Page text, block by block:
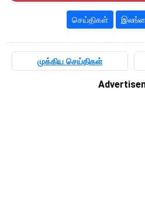
செய்திகள்
முக்கிய செய்திகள்